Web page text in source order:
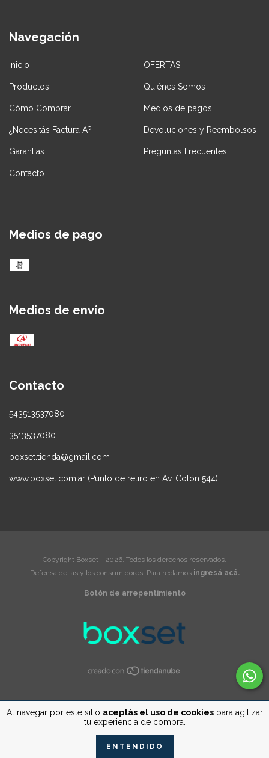
Al navegar por este sitio aceptás el uso de cookiespara agilizar
tu experiencia de compra.
ENTENDIDO
Navegación
Inicio OFERTAS
Productos Quiénes Somos
Cómo Comprar Medios de pagos
¿Necesitás Factura A? Devoluciones y Reembolsos
Garantías Preguntas Frecuentes
Contacto
Medios de pago
Medios de envío
Contacto
543513537080
3513537080
boxset.tienda@gmail.com
www.boxset.com.ar (Punto de retiro en Av. Colón 544)
Copyright Boxset - 2026. Todos los derechos reservados.
Defensa de las y los consumidores. Para reclamos ingresá acá.
Botón de arrepentimiento